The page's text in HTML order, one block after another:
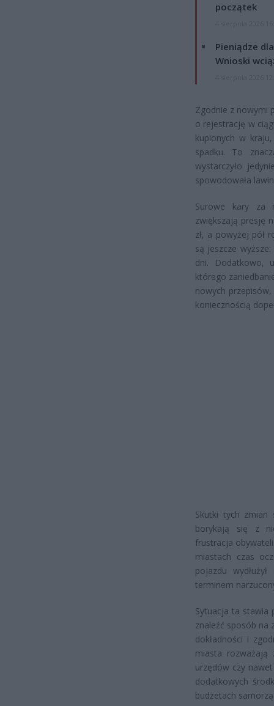
początek
Pieniądze
Wnioski
Zgodnie z nowymi
o rejestrację w
kupionych w
spadku. To
wystarczyło
spowodowała
Surowe kary za
zwiększają presję
zł, a powyżej pół
są jeszcze
dni. Dodatkowo,
którego
nowych
koniecznością
Skutki tych zmian
borykają się z
frustracja
miastach czas
pojazdu
terminem
Sytuacja ta stawia
znaleźć sposób na
dokładności i
miasta rozważają
urzędów czy
dodatkowych
budżetach